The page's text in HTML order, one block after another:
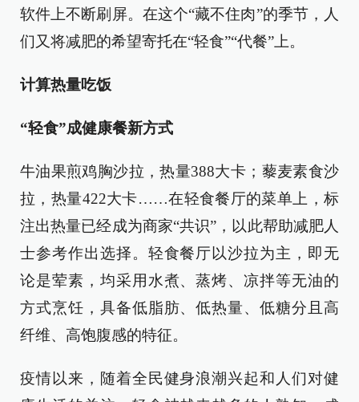
软件上不断刷屏。在这个“藏不住肉”的季节，人
们又将减肥的希望寄托在“轻食”“代餐”上。
计算热量吃饭
“轻食”成健康餐新方式
牛油果煎鸡胸沙拉，热量388大卡；藜麦素食沙
拉，热量422大卡……在轻食餐厅的菜单上，标
注出热量已经成为商家“共识”，以此帮助减肥人
士参考作出选择。轻食餐厅以沙拉为主，即无
论是荤素，均采用水煮、蒸烤、凉拌等无油的
方式烹饪，具备低脂肪、低热量、低糖分且高
纤维、高饱腹感的特征。
疫情以来，随着全民健身浪潮兴起和人们对健